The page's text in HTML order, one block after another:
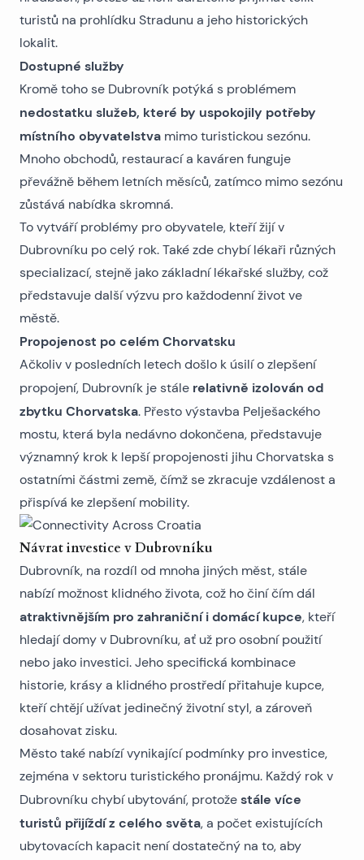
turistů na prohlídku Stradunu a jeho historických
lokalit.
Dostupné služby
Kromě toho se Dubrovník potýká s problémem
nedostatku služeb, které by uspokojily potřeby
místního obyvatelstva mimo turistickou sezónu.
Mnoho obchodů, restaurací a kaváren funguje
převážně během letních měsíců, zatímco mimo sezónu
zůstává nabídka skromná.
To vytváří problémy pro obyvatele, kteří žijí v
Dubrovníku po celý rok. Také zde chybí lékaři různých
specializací, stejně jako základní lékařské služby, což
představuje další výzvu pro každodenní život ve
městě.
Propojenost po celém Chorvatsku
Ačkoliv v posledních letech došlo k úsilí o zlepšení
propojení, Dubrovník je stále relativně izolován od
zbytku Chorvatska. Přesto výstavba Pelješackého
mostu, která byla nedávno dokončena, představuje
významný krok k lepší propojenosti jihu Chorvatska s
ostatními částmi země, čímž se zkracuje vzdálenost a
přispívá ke zlepšení mobility.
Návrat investice v Dubrovníku
Dubrovník, na rozdíl od mnoha jiných měst, stále
nabízí možnost klidného života, což ho činí čím dál
atraktivnějším pro zahraniční i domácí kupce, kteří
hledajídomy v Dubrovníku, ať už pro osobní použití
nebo jako investici. Jeho specifická kombinace
historie, krásy a klidného prostředí přitahuje kupce,
kteří chtějí užívat jedinečný životní styl, a zároveň
dosahovat zisku.
Město také nabízí vynikající podmínky pro investice,
zejména v sektoru turistického pronájmu. Každý rok v
Dubrovníku chybí ubytování, protože stále více
turistů přijíždí z celého světa, a počet existujících
ubytovacích kapacit není dostatečný na to, aby